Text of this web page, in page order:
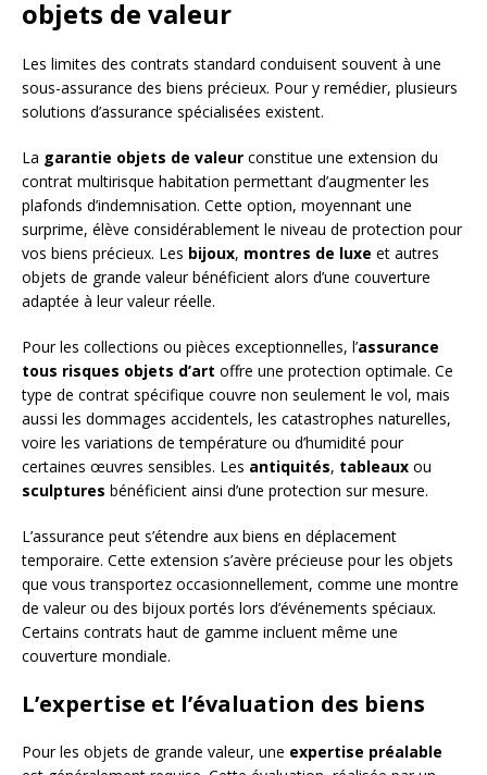
objets de valeur
Les limites des contrats standard conduisent souvent à une
sous-assurance des biens précieux. Pour y remédier, plusieurs
solutions d’assurance spécialisées existent.
La garantie objets de valeur constitue une extension du
contrat multirisque habitation permettant d’augmenter les
plafonds d’indemnisation. Cette option, moyennant une
surprime, élève considérablement le niveau de protection pour
vos biens précieux. Les bijoux, montres de luxe et autres
objets de grande valeur bénéficient alors d’une couverture
adaptée à leur valeur réelle.
Pour les collections ou pièces exceptionnelles, l’assurance
tous risques objets d’art offre une protection optimale. Ce
type de contrat spécifique couvre non seulement le vol, mais
aussi les dommages accidentels, les catastrophes naturelles,
voire les variations de température ou d’humidité pour
certaines œuvres sensibles. Les antiquités, tableaux ou
sculptures bénéficient ainsi d’une protection sur mesure.
L’assurance peut s’étendre aux biens en déplacement
temporaire. Cette extension s’avère précieuse pour les objets
que vous transportez occasionnellement, comme une montre
de valeur ou des bijoux portés lors d’événements spéciaux.
Certains contrats haut de gamme incluent même une
couverture mondiale.
L’expertise et l’évaluation des biens
Pour les objets de grande valeur, une expertise préalable